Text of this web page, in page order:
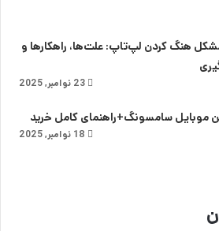
هنگ کردن لپ‌تاپ: علت‌ها، راهکارها و
23 نوامبر, 2025
موبایل سامسونگ+راهنمای کامل خرید
18 نوامبر, 2025